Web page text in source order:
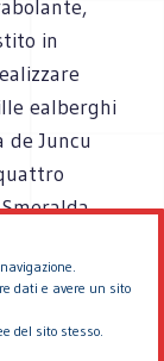
dati e avere un sito
del sito stesso.
in
ealberghi
de Juncu
di
nel sud
per go-